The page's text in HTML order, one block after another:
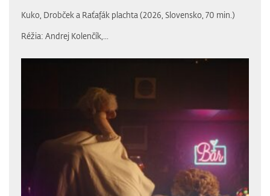
Kuko, Drobček a Raťafák plachta (2026, Slovensko, 70 min.)
Réžia: Andrej Kolenčík,...